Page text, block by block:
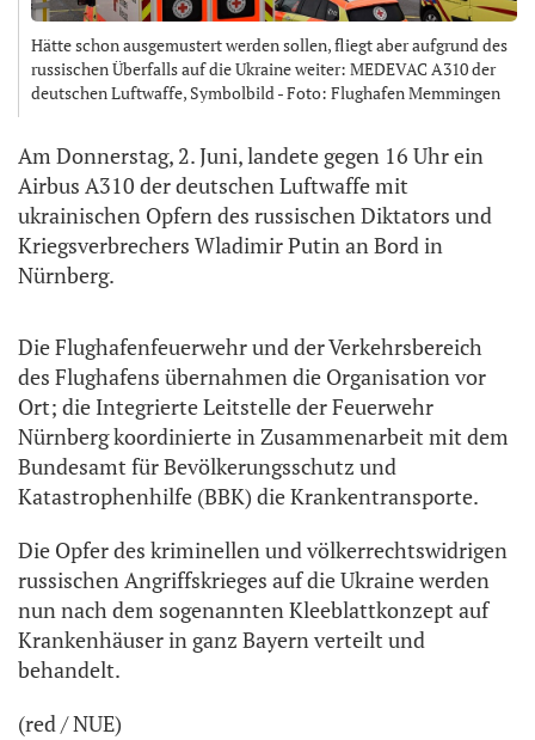
Hätte schon ausgemustert werden sollen, fliegt aber aufgrund des
russischen Überfalls auf die Ukraine weiter: MEDEVAC A310 der
deutschen Luftwaffe, Symbolbild - Foto: Flughafen Memmingen
Am Donnerstag, 2. Juni, landete gegen 16 Uhr ein
Airbus A310 der deutschen Luftwaffe mit
ukrainischen Opfern des russischen Diktators und
Kriegsverbrechers Wladimir Putin an Bord in
Nürnberg.
Die Flughafenfeuerwehr und der Verkehrsbereich
des Flughafens übernahmen die Organisation vor
Ort; die Integrierte Leitstelle der Feuerwehr
Nürnberg koordinierte in Zusammenarbeit mit dem
Bundesamt für Bevölkerungsschutz und
Katastrophenhilfe (BBK) die Krankentransporte.
Die Opfer des kriminellen und völkerrechtswidrigen
russischen Angriffskrieges auf die Ukraine werden
nun nach dem sogenannten Kleeblattkonzept auf
Krankenhäuser in ganz Bayern verteilt und
behandelt.
(red / NUE)